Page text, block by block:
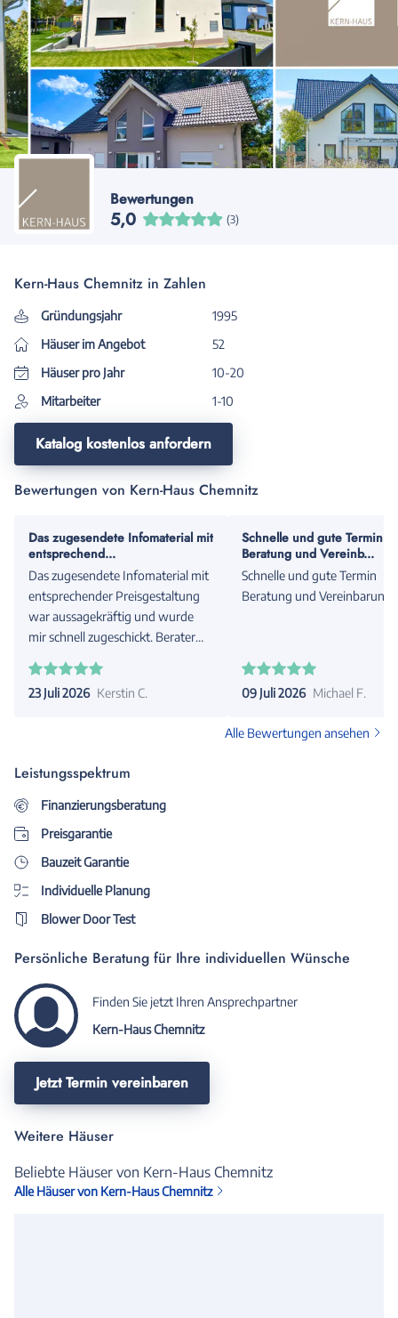
Bewertungen
5,0 (3)
Kern-Haus Chemnitz in Zahlen
Gründungsjahr
1995
Häuser im Angebot
52
Häuser pro Jahr
10-20
Mitarbeiter
1-10
Katalog kostenlos anfordern
Bewertungen von Kern-Haus Chemnitz
Das zugesendete Infomaterial mit
entsprechend...
Das zugesendete Infomaterial mit
entsprechender Preisgestaltung
war aussagekräftig und wurde
mir schnell zugeschickt. Berater
aufdringlich.
23 Juli 2026 Kerstin C.
Schnelle und gute Termin
Beratung und Vereinb...
Schnelle und gute Termin
Beratung und Vereinbarung
09 Juli 2026 Michael F.
Alle Bewertungen ansehen
Leistungsspektrum
Finanzierungsberatung
Preisgarantie
Bauzeit Garantie
Individuelle Planung
Blower Door Test
Persönliche Beratung für Ihre individuellen Wünsche
Finden Sie jetzt Ihren Ansprechpartner
Kern-Haus Chemnitz
Jetzt Termin vereinbaren
Weitere Häuser
Beliebte Häuser von Kern-Haus Chemnitz
Alle Häuser von Kern-Haus Chemnitz